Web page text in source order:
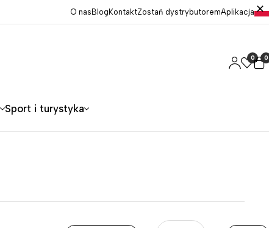
O nas Blog KontaktZostań dystrybutoremAplikacja
0 0
Sport i turystyka